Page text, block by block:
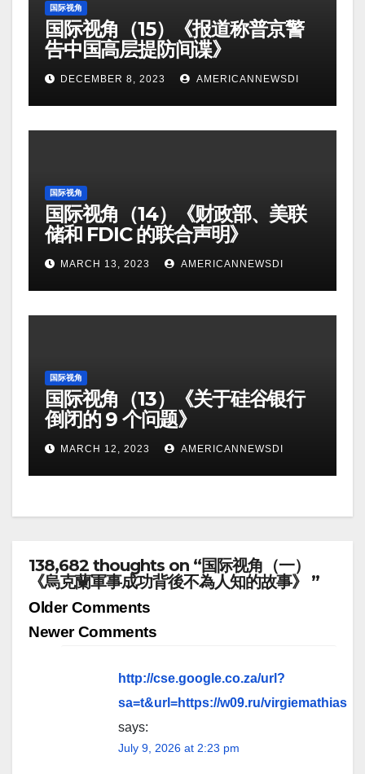
国际视角
国际视角（15）《报道称普京警
告中国高层提防间谍》
DECEMBER 8, 2023 AMERICANNEWSDI
国际视角
国际视角（14）《财政部、美联
储和 FDIC 的联合声明》
MARCH 13, 2023 AMERICANNEWSDI
国际视角
国际视角（13）《关于硅谷银行
倒闭的 9 个问题》
MARCH 12, 2023 AMERICANNEWSDI
138,682 thoughts on “国际视角（一）
《烏克蘭軍事成功背後不為人知的故事》 ”
Comment
navigation
Older Comments
Newer Comments
http://cse.google.co.za/url?
sa=t&url=https://w09.ru/virgiemathias
says:
July 9, 2026 at 2:23 pm